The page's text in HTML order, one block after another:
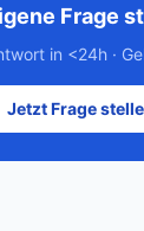
Frage
in <24h ·
Jetzt Frage